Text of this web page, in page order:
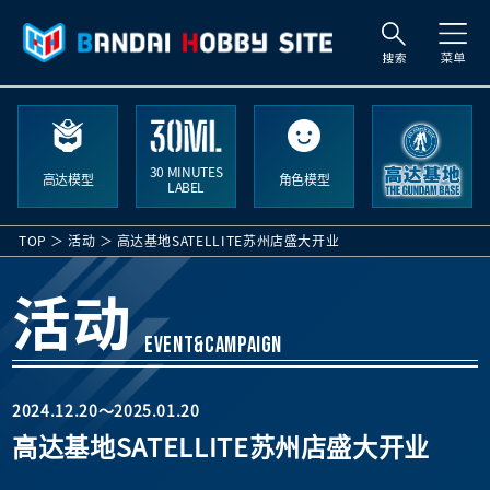
索
高达模型
30 MINUTES
LABEL
角色模型
TOP 活动 高达基地SATELLITE苏州店盛大开业
活动 EVENT&CAMPAIGN
2024.12.20～2025.01.20
高达基地SATELLITE苏州店盛大开业